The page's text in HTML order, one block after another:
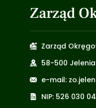
Zarząd
Zarząd
58-500 Jelenia
e-mail:
NIP: 526 030